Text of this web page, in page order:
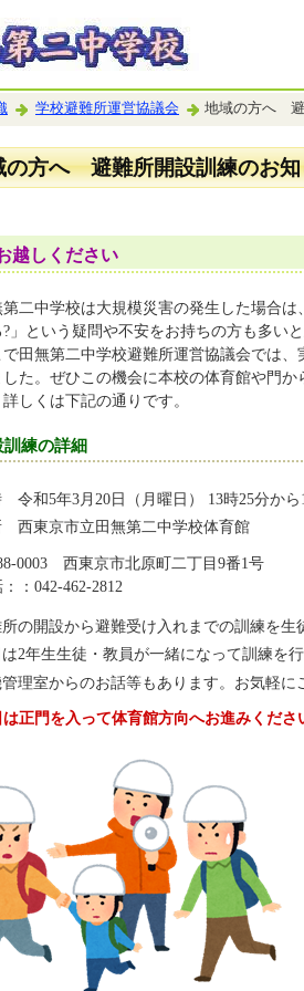
学校避難所運営協議会 地域の方へ 避
の方へ 避難所開設訓練のお知
越しください
二中学校は大規模災害の発生した場合は
?」という疑問や不安をお持ちの方も多いと
田無第二中学校避難所運営協議会では、
た。ぜひこの機会に本校の体育館や門
しくは下記の通りです。
訓練の詳細
令和5年3月20日（月曜日） 13時25分から
西東京市立田無第二中学校体育館
0003 西東京市北原町二丁目9番1号
：042-462-2812
の開設から避難受け入れまでの訓練を生
2年生生徒・教員が一緒になって訓練を行
理室からのお話等もあります。お気軽に
正門を入って体育館方向へお進みくださ